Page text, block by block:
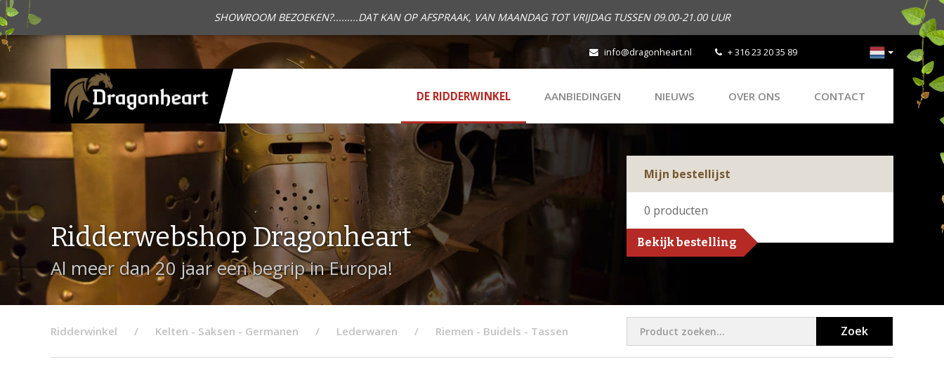
SHOWROOM BEZOEKEN?.........DAT KAN OP AFSPRAAK, VAN MAANDAG TOT VRIJDAG TUSSEN 09.00-21.00 UUR
info@dragonheart.nl + 316 23 20 35 89
DE RIDDERWINKEL AANBIEDINGEN NIEUWS OVER ONS CONTACT
Ridderwebshop Dragonheart
Al meer dan 20 jaar een begrip in Europa!
Mijn bestellijst
0 producten
Bekijk bestelling
Ridderwinkel Kelten - Saksen - Germanen Lederwaren Riemen - Buidels - Tassen Zoek